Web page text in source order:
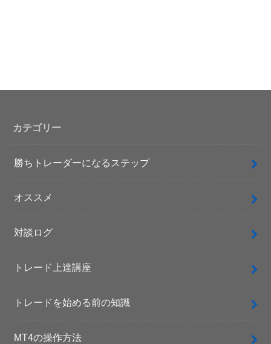
カテゴリー
勝ちトレーダーになるステップ
オススメ
対談ログ
トレード上達講座
トレードを始める前の知識
MT4の操作方法